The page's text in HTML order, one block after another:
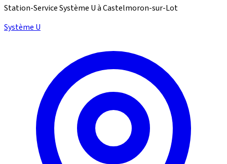
Station-Service Système U à Castelmoron-sur-Lot
Système U